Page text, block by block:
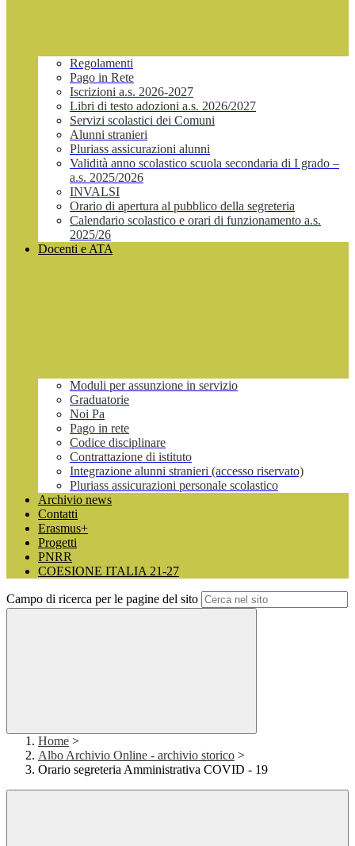
Regolamenti
Pago in Rete
Iscrizioni a.s. 2026-2027
Libri di testo adozioni a.s. 2026/2027
Servizi scolastici dei Comuni
Alunni stranieri
Pluriass assicurazioni alunni
Validità anno scolastico scuola secondaria di I grado –
a.s. 2025/2026
INVALSI
Orario di apertura al pubblico della segreteria
Calendario scolastico e orari di funzionamento a.s.
2025/26
Docenti e ATA
Moduli per assunzione in servizio
Graduatorie
Noi Pa
Pago in rete
Codice disciplinare
Contrattazione di istituto
Integrazione alunni stranieri (accesso riservato)
Pluriass assicurazioni personale scolastico
Archivio news
Contatti
Erasmus+
Progetti
PNRR
COESIONE ITALIA 21-27
Campo di ricerca per le pagine del sito
Home >
Albo Archivio Online - archivio storico >
Orario segreteria Amministrativa COVID - 19